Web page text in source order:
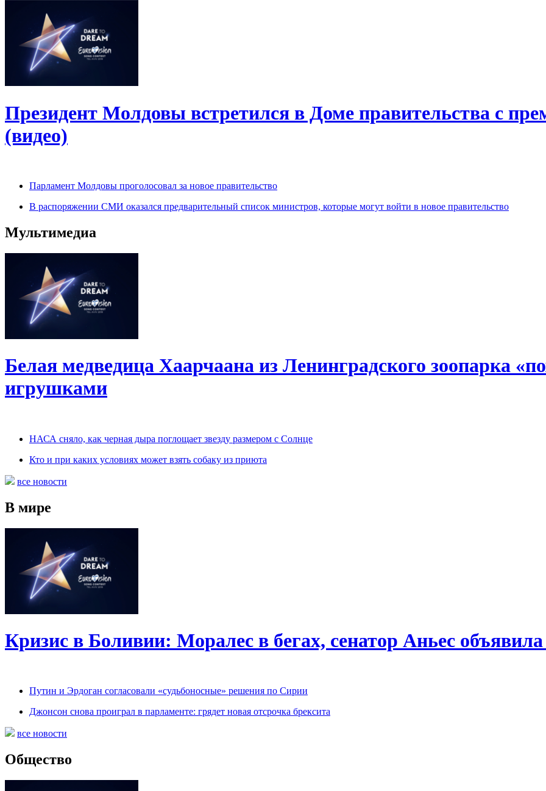
Президент Молдовы встретился в Доме правительства с
(видео)
Парламент Молдовы проголосовал за новое правительство
В распоряжении СМИ оказался предварительный список министров, которые могут войти в новое правительство
Мультимедиа
Белая медведица Хаарчаана из Ленинградского зоопарка
игрушками
НАСА сняло, как черная дыра поглощает звезду размером с Солнце
Кто и при каких условиях может взять собаку из приюта
все новости
В мире
Кризис в Боливии: Моралес в бегах, сенатор Аньес объявила
Путин и Эрдоган согласовали «судьбоносные» решения по Сирии
Джонсон снова проиграл в парламенте: грядет новая отсрочка брексита
все новости
Общество